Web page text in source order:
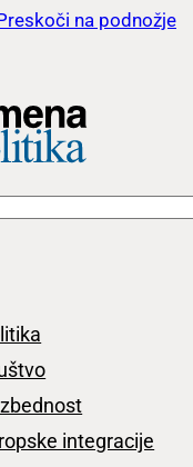
na podnožje
integracije